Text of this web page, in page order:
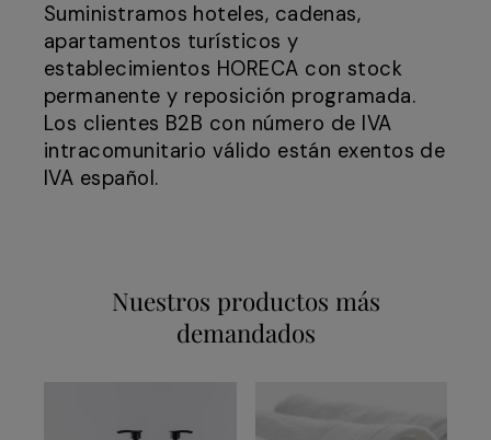
Suministramos hoteles, cadenas,
apartamentos turísticos y
establecimientos HORECA con stock
permanente y reposición programada.
Los clientes B2B con número de IVA
intracomunitario válido están exentos de
IVA español.
Nuestros productos más
demandados